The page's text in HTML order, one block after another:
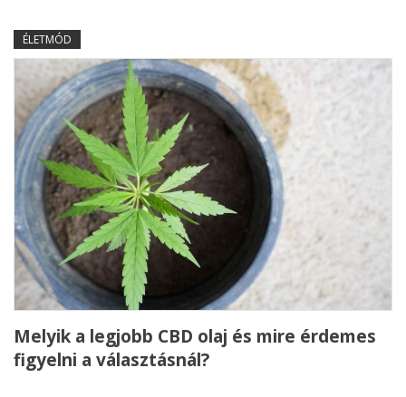
ÉLETMÓD
Melyik a legjobb CBD olaj és mire érdemes
figyelni a választásnál?